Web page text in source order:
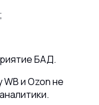
БАД.
и Ozon не